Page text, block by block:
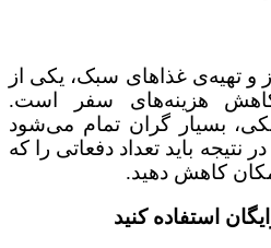
و تهیه‌ی غذاهای سبک، یکی از
هزینه‌های سفر است.
بسیار گران تمام می‌شود
باید تعداد دفعاتی را که
کاهش دهید.
استفاده کنید